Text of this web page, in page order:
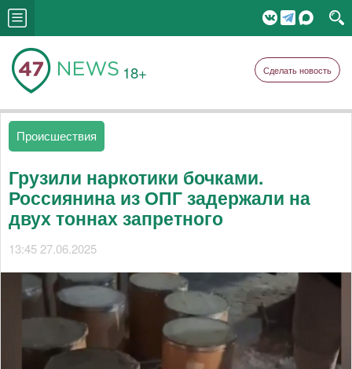
18+ Сделать новость
Происшествия
Грузили наркотики бочками.
Россиянина из ОПГ задержали на
двух тоннах запретного
13:45 27.06.2025